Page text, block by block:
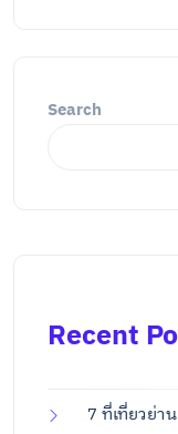
Search
Recent
7 ที่เที่ยวย่